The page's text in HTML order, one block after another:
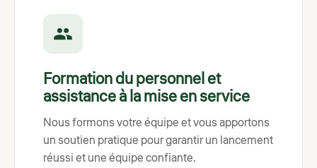
Formation du personnel et
assistance à la mise en service
Nous formons votre équipe et vous apportons
un soutien pratique pour garantir un lancement
réussi et une équipe confiante.